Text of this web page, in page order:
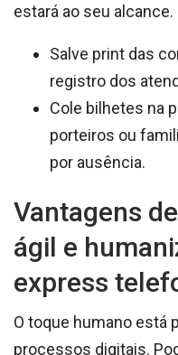
estará ao seu alcance.
Salve print das
registro dos
Cole bilhetes na
porteiros ou
por ausência.
Vantagens
ágil e
express
O toque humano está
processos digitais.